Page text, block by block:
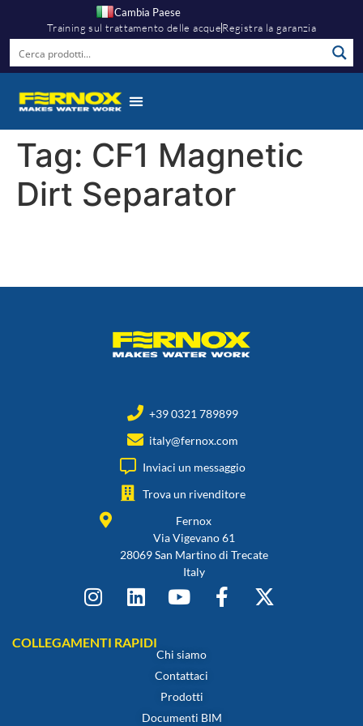
Cambia Paese
Training sul trattamento delle acqueRegistra la garanzia
Tag: CF1 Magnetic
Dirt Separator
+39 0321 789899
italy@fernox.com
Inviaci un messaggio
Trova un rivenditore
Fernox
Via Vigevano 61
28069 San Martino di Trecate
Italy
COLLEGAMENTI RAPIDI
Chi siamo
Contattaci
Prodotti
Documenti BIM